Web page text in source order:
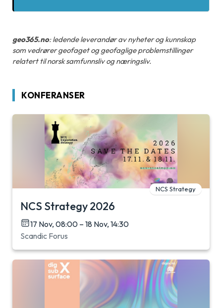
geo365.no: ledende leverandør av nyheter og kunnskap
som vedrører geofaget og geofaglige problemstillinger
relatert til norsk samfunnsliv og næringsliv.
KONFERANSER
NCS Strategy
NCS Strategy 2026
17 Nov, 08:00 – 18 Nov, 14:30
Scandic Forus